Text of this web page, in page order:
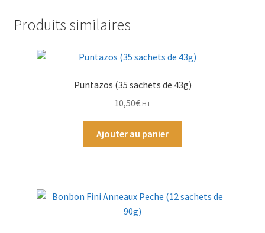
Entretien / Nettoyage
Divers
Produits similaires
Puntazos (35 sachets de 43g)
10,50€ HT
Ajouter au panier